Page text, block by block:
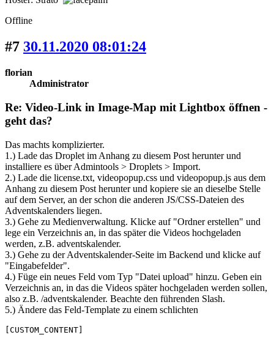
Offline
#7 30.11.2020 08:01:24
florian
Administrator
Re: Video-Link in Image-Map mit Lightbox öffnen -
geht das?
Das machts komplizierter.
1.) Lade das Droplet im Anhang zu diesem Post herunter und
installiere es über Admintools > Droplets > Import.
2.) Lade die license.txt, videopopup.css und videopopup.js aus dem
Anhang zu diesem Post herunter und kopiere sie an dieselbe Stelle
auf dem Server, an der schon die anderen JS/CSS-Dateien des
Adventskalenders liegen.
3.) Gehe zu Medienverwaltung. Klicke auf "Ordner erstellen" und
lege ein Verzeichnis an, in das später die Videos hochgeladen
werden, z.B. adventskalender.
3.) Gehe zu der Adventskalender-Seite im Backend und klicke auf
"Eingabefelder".
4.) Füge ein neues Feld vom Typ "Datei upload" hinzu. Geben ein
Verzeichnis an, in das die Videos später hochgeladen werden sollen,
also z.B. /adventskalender. Beachte den führenden Slash.
5.) Ändere das Feld-Template zu einem schlichten
[CUSTOM_CONTENT]